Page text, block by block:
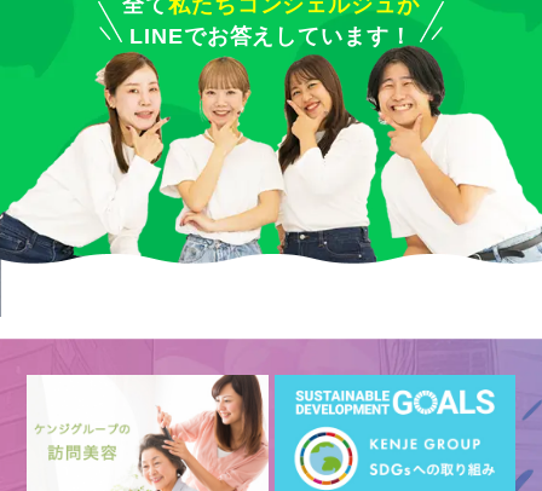
VIEW MORE
全て私たちコンシェルジュが
LINEでお答えしています！